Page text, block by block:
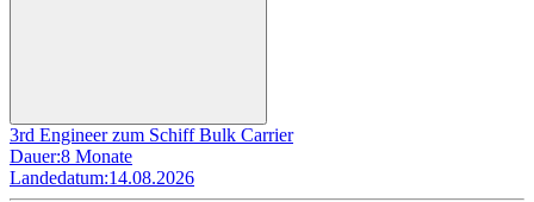
3rd Engineer zum Schiff Bulk Carrier
Dauer:8 Monate
Landedatum:14.08.2026